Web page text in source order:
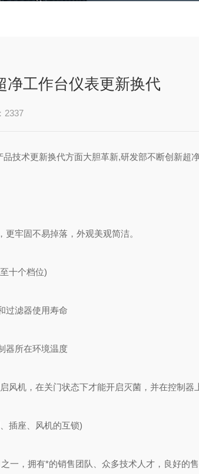
净工作台仪表更新换代
2337
术更新换代方面大胆革新,研发部不断创新超
牢固不易掉落，外观美观简洁。
十个档位)
滤器使用寿命
所在环境温度
机，在关门状态下才能开启灭菌，并在控制器
插座、风机的互锁)
，拥有*的销售团队、众多技术人才，良好的售